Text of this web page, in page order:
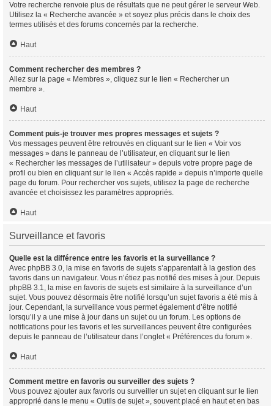
Votre recherche renvoie plus de résultats que ne peut gérer le serveur Web.
Utilisez la « Recherche avancée » et soyez plus précis dans le choix des
termes utilisés et des forums concernés par la recherche.
Haut
Comment rechercher des membres ?
Allez sur la page « Membres », cliquez sur le lien « Rechercher un
membre ».
Haut
Comment puis-je trouver mes propres messages et sujets ?
Vos messages peuvent être retrouvés en cliquant sur le lien « Voir vos
messages » dans le panneau de l’utilisateur, en cliquant sur le lien
« Rechercher les messages de l’utilisateur » depuis votre propre page de
profil ou bien en cliquant sur le lien « Accès rapide » depuis n’importe quelle
page du forum. Pour rechercher vos sujets, utilisez la page de recherche
avancée et choisissez les paramètres appropriés.
Haut
Surveillance et favoris
Quelle est la différence entre les favoris et la surveillance ?
Avec phpBB 3.0, la mise en favoris de sujets s’apparentait à la gestion des
favoris dans un navigateur. Vous n’étiez pas notifié des mises à jour. Depuis
phpBB 3.1, la mise en favoris de sujets est similaire à la surveillance d’un
sujet. Vous pouvez désormais être notifié lorsqu’un sujet favoris a été mis à
jour. Cependant, la surveillance vous permet également d’être notifié
lorsqu’il y a une mise à jour dans un sujet ou un forum. Les options de
notifications pour les favoris et les surveillances peuvent être configurées
depuis le panneau de l’utilisateur dans l’onglet « Préférences du forum ».
Haut
Comment mettre en favoris ou surveiller des sujets ?
Vous pouvez ajouter aux favoris ou surveiller un sujet en cliquant sur le lien
approprié dans le menu « Outils de sujet », souvent placé en haut et en bas